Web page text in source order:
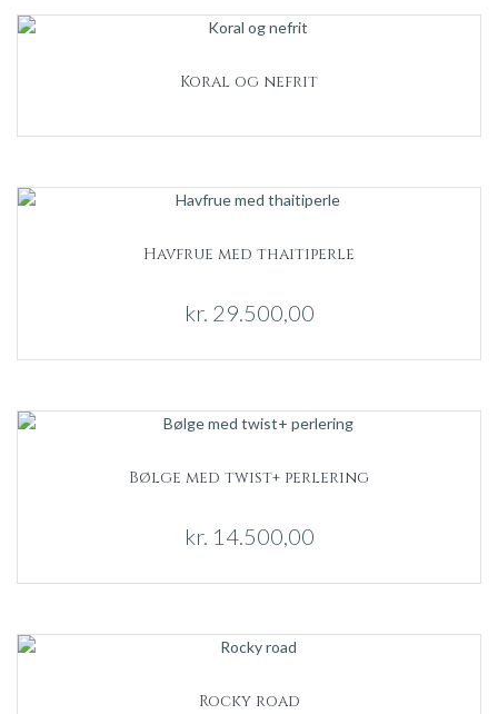
Koral og nefrit
Havfrue med thaitiperle
kr. 29.500,00
Bølge med twist+ perlering
kr. 14.500,00
Rocky road